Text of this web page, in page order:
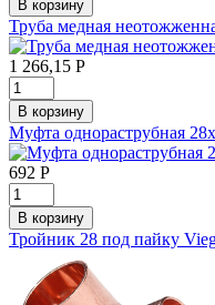
Труба медная
1 266,15 Р
Муфта однораструбная
692 Р
Тройник 28 под пайку